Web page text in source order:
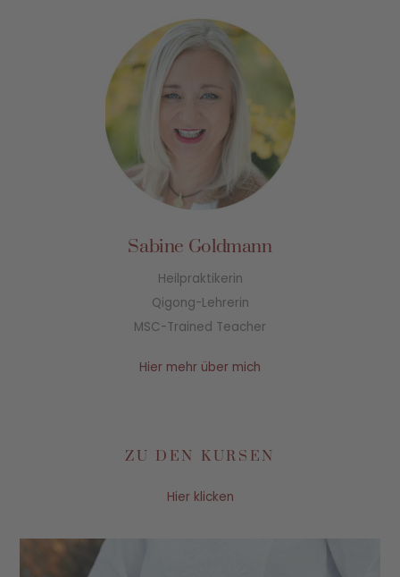
Sabine Goldmann
Heilpraktikerin
Qigong-Lehrerin
MSC-Trained Teacher
Hier mehr über mich
ZU DEN KURSEN
Hier klicken